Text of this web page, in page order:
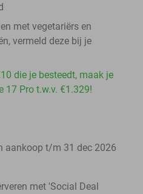
met vegetariërs en
vermeld deze bij je
die je besteedt, maak je
17 Pro t.w.v. €1.329!
aankoop t/m 31 dec 2026
met 'Social Deal